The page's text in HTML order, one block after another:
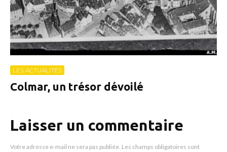
LES ACTUALITÉS
Colmar, un trésor dévoilé
Laisser un commentaire
Votre adresse e-mail ne sera pas publiée. Les champs obligatoires sont